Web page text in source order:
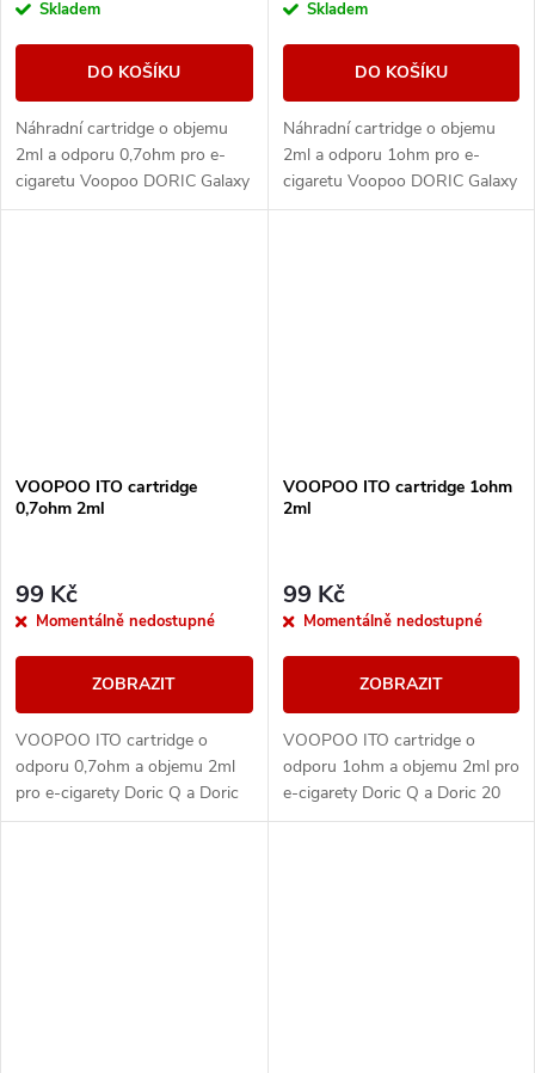
Skladem
DO KOŠÍKU
Náhradní cartridge o objemu
2ml a odporu 0,7ohm pro e-
cigaretu Voopoo DORIC Galaxy
/ S1. Obsah balení 2ks.
Skladem
DO KOŠÍKU
Náhradní cartridge o objemu
2ml a odporu 1ohm pro e-
cigaretu Voopoo DORIC Galaxy
/ S1. Obsah balení 2ks.
VOOPOO ITO cartridge
0,7ohm 2ml
99 Kč
Momentálně nedostupné
ZOBRAZIT
VOOPOO ITO cartridge o
odporu 0,7ohm a objemu 2ml
pro e-cigarety Doric Q a Doric
20 SE.
VOOPOO ITO cartridge 1ohm
2ml
99 Kč
Momentálně nedostupné
ZOBRAZIT
VOOPOO ITO cartridge o
odporu 1ohm a objemu 2ml pro
e-cigarety Doric Q a Doric 20
SE.